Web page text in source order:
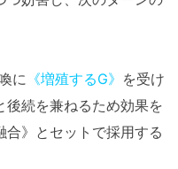
に 《増殖するG》 を受け
後続を兼ねるため効果を
》とセットで採用する